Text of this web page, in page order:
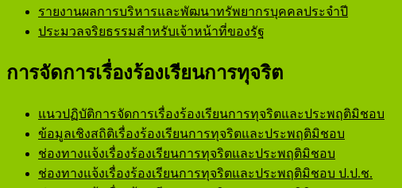
รายงานผลการบริหารและพัฒนาทรัพยากรบุคคลประจำปี
ประมวลจริยธรรมสำหรับเจ้าหน้าที่ของรัฐ
การจัดการเรื่องร้องเรียนการทุจริต
แนวปฏิบัติการจัดการเรื่องร้องเรียนการทุจริตและประพฤติมิชอบ
ข้อมูลเชิงสถิติเรื่องร้องเรียนการทุจริตและประพฤติมิชอบ
ช่องทางแจ้งเรื่องร้องเรียนการทุจริตและประพฤติมิชอบ
ช่องทางแจ้งเรื่องร้องเรียนการทุจริตและประพฤติมิชอบ ป.ป.ช.